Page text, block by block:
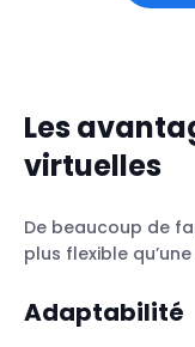
Les
virtuelles
De beaucoup de
plus flexible
Adaptabilité